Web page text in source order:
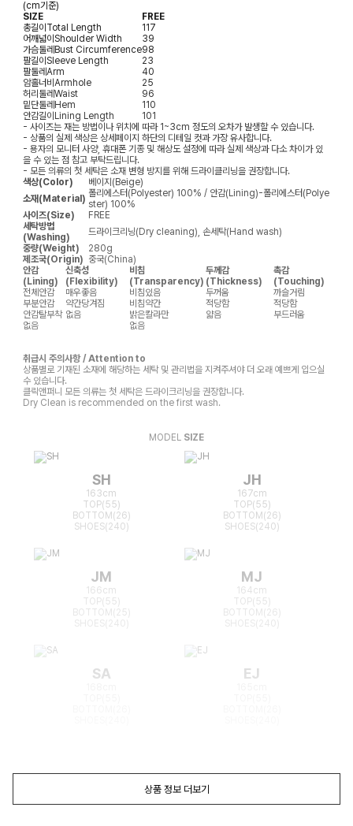
(cm기준)
SIZE
FREE
총길이Total Length
117
어깨넓이Shoulder Width
39
가슴둘레Bust Circumference98
팔길이Sleeve Length
23
팔둘레Arm
40
암홀너비Armhole
25
허리둘레Waist
96
밑단둘레Hem
110
안감길이Lining Length
101
- 사이즈는 재는 방법이나 위치에 따라 1~3cm 정도의 오차가 발생할 수 있습니다.
- 상품의 실제 색상은 상세페이지 하단의 디테일 컷과 가장 유사합니다.
- 용자의 모니터 사양, 휴대폰 기종 및 해상도 설정에 따라 실제 색상과 다소 차이가 있
을 수 있는 점 참고 부탁드립니다.
- 모든 의류의 첫 세탁은 소재 변형 방지를 위해 드라이클리닝을 권장합니다.
색상(Color)
베이지(Beige)
소재(Material) 폴리에스터(Polyester) 100% / 안감(Lining)-폴리에스터(Polye
ster) 100%
사이즈(Size)
FREE
세탁방법
(Washing)
드라이크리닝(Dry cleaning), 손세탁(Hand wash)
중량(Weight)
280g
제조국(Origin) 중국(China)
안감
(Lining)
신축성
(Flexibility)
비침
(Transparency)
두께감
(Thickness)
촉감
(Touching)
전체안감
매우좋음 비침있음 두꺼움
까슬거림
부분안감
약간당겨짐 비침약간 적당함
적당함
안감탈부착 없음 밝은칼라만 얇음
부드러움
없음
없음
취급시 주의사항 / Attention to
상품별로 기재된 소재에 해당하는 세탁 및 관리법을 지켜주셔야 더 오래 예쁘게 입으실
수 있습니다.
클릭앤퍼니 모든 의류는 첫 세탁은 드라이크리닝을 권장합니다.
Dry Clean is recommended on the first wash.
MODEL SIZE
SH
163cm
TOP(55)
BOTTOM(26)
SHOES(240)
JH
167cm
TOP(55)
BOTTOM(26)
SHOES(240)
JM
166cm
TOP(55)
BOTTOM(25)
MJ
164cm
TOP(55)
BOTTOM(26)
SA EJ
상품 정보 더보기